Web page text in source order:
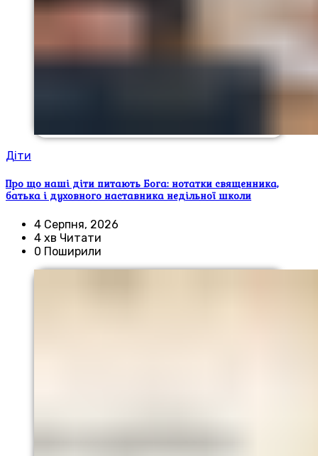
Діти
Про що наші діти питають Бога: нотатки священника,
батька і духовного наставника недільної школи
4 Серпня, 2026
4 хв Читати
0 Поширили